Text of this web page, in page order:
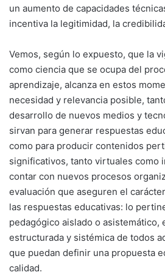
un aumento de capacidades
incentiva la legitimidad, la
Vemos, según lo expuesto, que la
como ciencia que se ocupa del
aprendizaje, alcanza en estos
necesidad y relevancia posible,
desarrollo de nuevos medios y
sirvan para generar respuestas
como para producir contenidos
significativos, tanto virtuales como
contar con nuevos procesos
evaluación que aseguren el
las respuestas educativas: lo
pedagógico aislado o asistemático,
estructurada y sistémica de todos
que puedan definir una propuesta
calidad.